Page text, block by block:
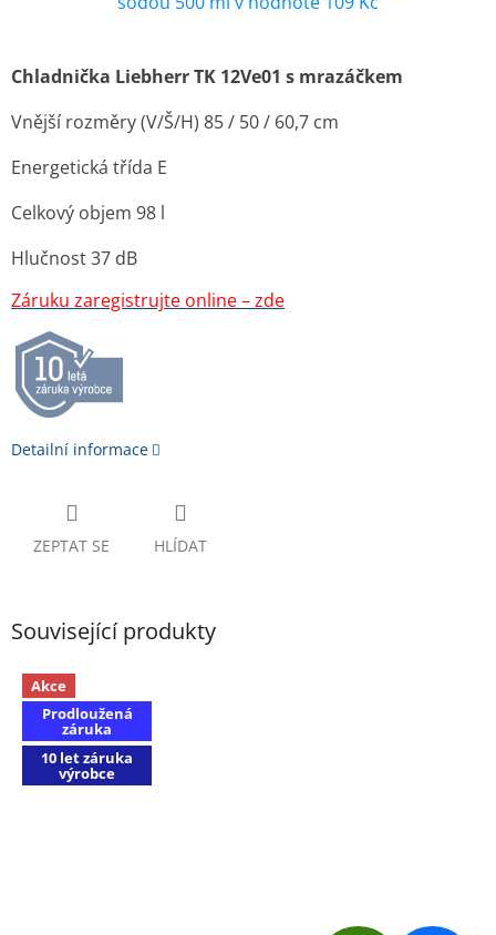
Chladnička Liebherr TK 12Ve01 s mrazáčkem
Vnější rozměry (V/Š/H) 85 / 50 / 60,7 cm
Energetická třída E
Celkový objem 98 l
Hlučnost 37 dB
Záruku zaregistrujte online – zde
Detailní informace
ZEPTAT SE HLÍDAT
Související produkty
Akce
Prodloužená
záruka
10 let záruka
výrobce